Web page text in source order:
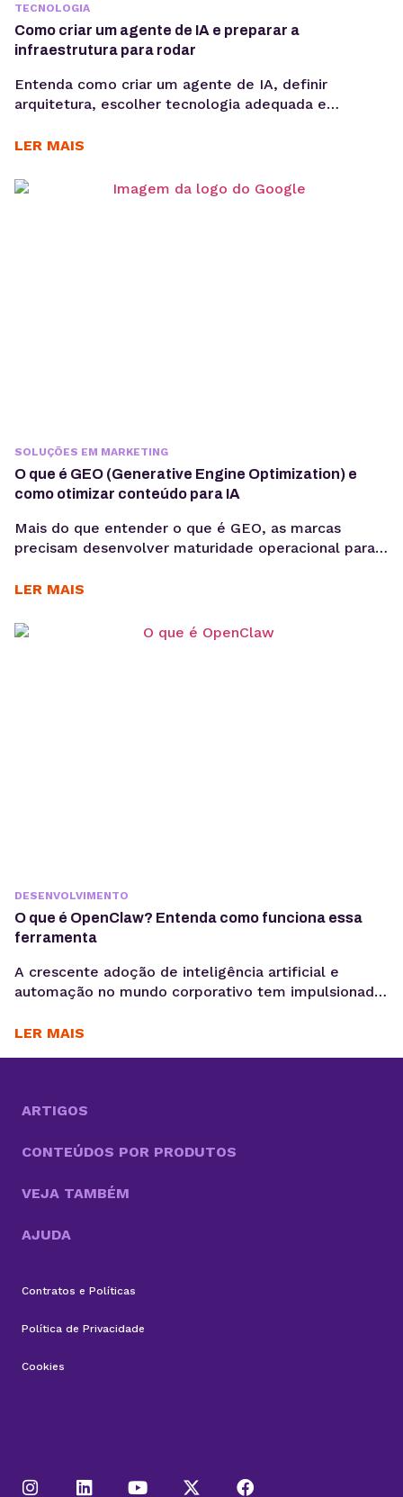
TECNOLOGIA
Como criar um agente de IA e preparar a
infraestrutura para rodar
Entenda como criar um agente de IA, definir
arquitetura, escolher tecnologia adequada e
considerando integrações, observabilidade, custos
vai além de escolher um modelo de linguagem ou
LER MAIS
SOLUÇÕES EM MARKETING
O que é GEO (Generative Engine Optimization) e
como otimizar conteúdo para IA
Mais do que entender o que é GEO, as marcas
precisam desenvolver maturidade operacional para
intenção, consistência temática e conteúdos
sem comprometer a experiência humana. A forma
LER MAIS
DESENVOLVIMENTO
O que é OpenClaw? Entenda como funciona essa
ferramenta
A crescente adoção de inteligência artificial e
automação no mundo corporativo tem impulsionado
coleta, análise e ativação de dados, exatamente o
aproximar do...
LER MAIS
ARTIGOS
CONTEÚDOS POR PRODUTOS
VEJA TAMBÉM
AJUDA
Contratos e Políticas
Política de Privacidade
Cookies